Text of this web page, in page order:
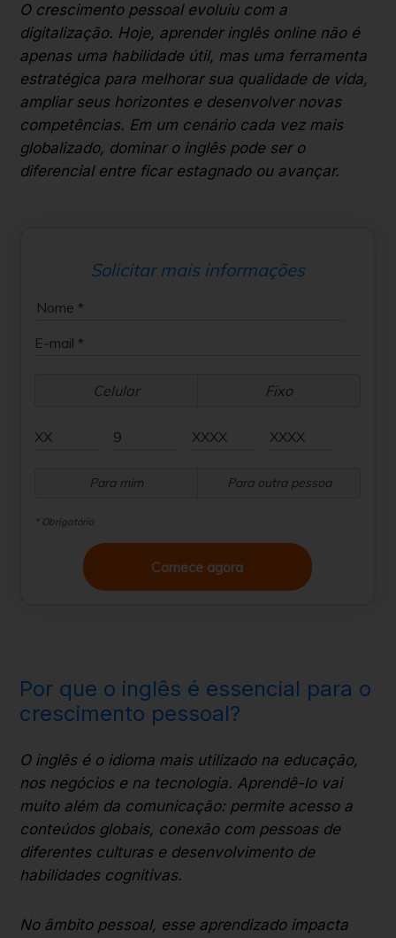
O crescimento pessoal evoluiu com a
digitalização. Hoje, aprender inglês online não é
apenas uma habilidade útil, mas uma ferramenta
estratégica para melhorar sua qualidade de vida,
ampliar seus horizontes e desenvolver novas
competências. Em um cenário cada vez mais
globalizado, dominar o inglês pode ser o
diferencial entre ficar estagnado ou avançar.
Solicitar mais informações
Celular Fixo
Para mim Para outra pessoa
* Obrigatório
Comece agora
Por que o inglês é essencial para o
crescimento pessoal?
O inglês é o idioma mais utilizado na educação,
nos negócios e na tecnologia. Aprendê-lo vai
muito além da comunicação: permite acesso a
conteúdos globais, conexão com pessoas de
diferentes culturas e desenvolvimento de
habilidades cognitivas.
No âmbito pessoal, esse aprendizado impacta